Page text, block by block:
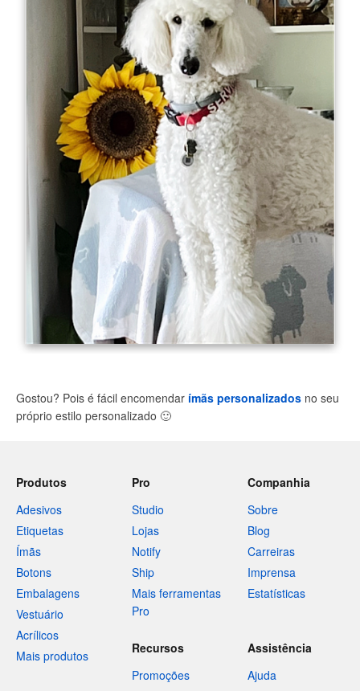
Gostou? Pois é fácil encomendar ímãs personalizados no seu
próprio estilo personalizado 🙂
Produtos
Adesivos
Etiquetas
Ímãs
Botons
Embalagens
Vestuário
Acrílicos
Mais produtos
Pro
Studio
Lojas
Notify
Ship
Mais ferramentas
Pro
Companhia
Sobre
Blog
Carreiras
Imprensa
Estatísticas
Recursos
Promoções
Assistência
Ajuda